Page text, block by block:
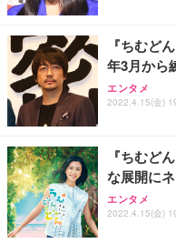
『ちむど
年3月から
エンタメ
2022.4.15(金)
『ちむど
な展開に
エンタメ
2022.4.15(金)